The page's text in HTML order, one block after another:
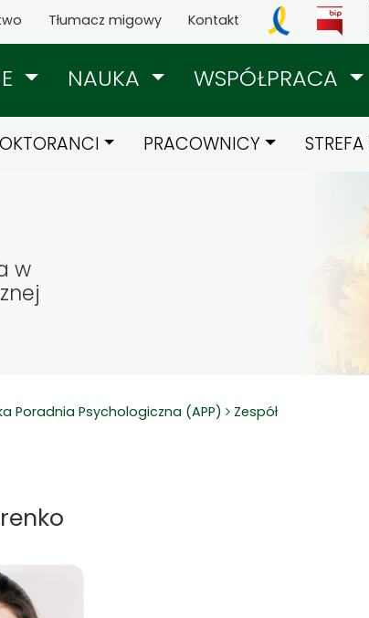
Tłumacz migowy Kontakt
NAUKA WSPÓŁPRACA
PRACOWNICY
w
Poradnia Psychologiczna (APP) Zespół